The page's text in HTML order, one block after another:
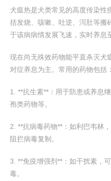
犬瘟热是犬类常见的高度传染性
括发烧、咳嗽、吐逆、泻肚等搬
于该病病情发展飞速，实时养息
现在尚无殊效药物能平直杀灭犬
对症养息为主。常用的药物包括：
1. **抗生素**：用于防患或养息
孢类药物等。
2. **抗病毒药物**：如利巴韦林
阻拦病毒复制。
3. **免疫增强剂**：如干扰素，
毒。